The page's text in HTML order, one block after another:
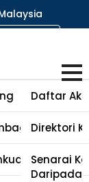
Kecil
Kaunselor
Daftar
Direktori
Senarai
Daripada